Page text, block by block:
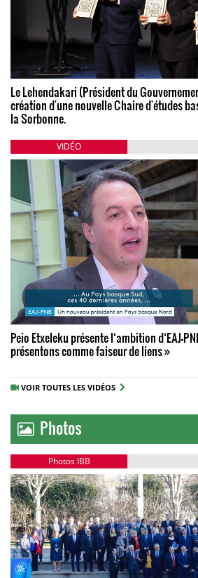
Le Lehendakari (Président du
création d'une nouvelle Chaire d'études
la Sorbonne.
VIDÉO
Peio Etxeleku présente l‘ambition d‘EAJ-
présentons comme faiseur de liens »
VOIR TOUTES LES VIDÉOS
Photos
Photos IBB